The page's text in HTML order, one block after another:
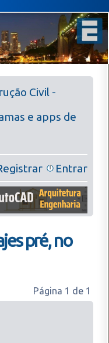
Civil -
e apps de
Entrar
pré, no
Página 1 de 1